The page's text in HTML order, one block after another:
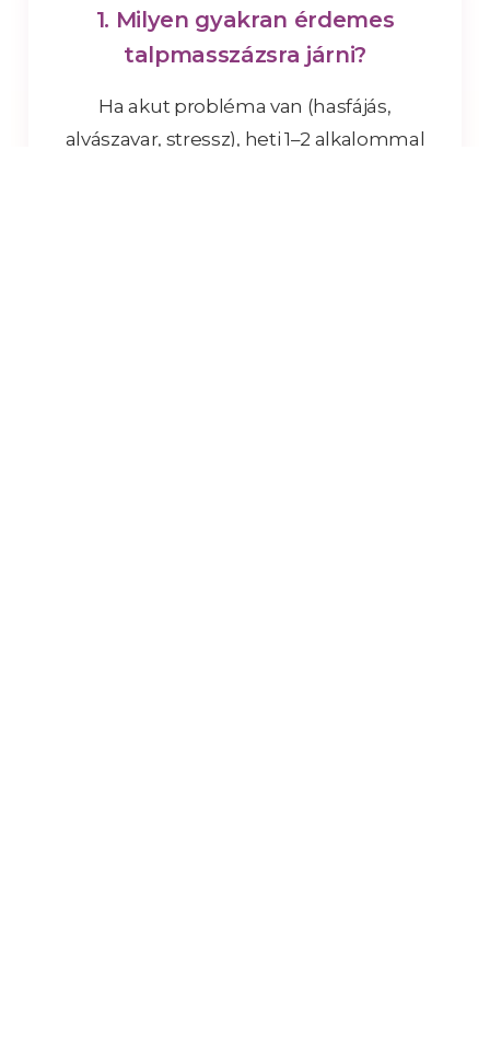
1. Milyen gyakran érdemes
talpmasszázsra járni?
Ha akut probléma van (hasfájás,
alvászavar, stressz), heti 1–2 alkalommal